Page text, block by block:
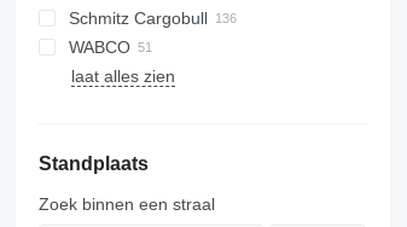
Eurotech
Stralis
Trakker
SD
SDP
TGX
Premium
Schmitz Cargobull
MEGA
S-series
FH
FMX
WABCO
laat alles zien
Standplaats
Zoek binnen een straal